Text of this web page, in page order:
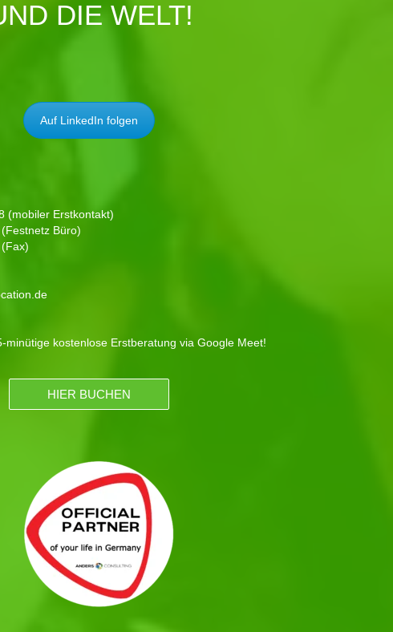
DIE WELT!
Auf LinkedIn folgen
(mobiler Erstkontakt)
Büro)
minütige kostenlose Erstberatung via Google Meet!
HIER BUCHEN